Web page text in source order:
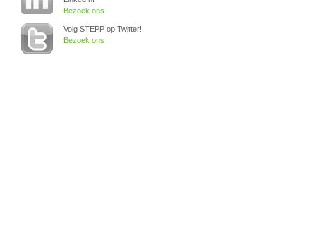
Bezoek ons
Volg STEPP op Twitter!
Bezoek ons